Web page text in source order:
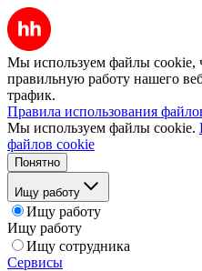
Мы используем файлы cookie,
правильную работу нашего
трафик.
Правила использования
Мы используем файлы cookie.
файлов cookie
Понятно
Ищу работу
Ищу работу
Ищу работу
Ищу сотрудника
Сервисы